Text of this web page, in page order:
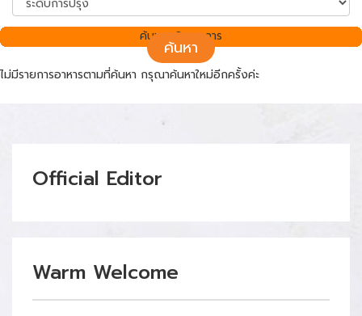
ค้นหา
ไม่มีรายการอาหารตามที่ค้นหา กรุณาค้นหาใหม่อีกครั้งค่ะ
ค้นพบ 0 รายการ
Official Editor
Warm Welcome